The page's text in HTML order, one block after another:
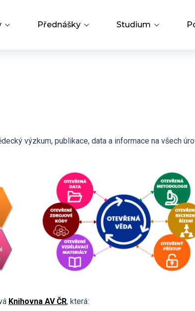
agentura ÚCHP
Přednášky Studium
výzkum, publikace, data a informace na všech
Knihovna AV ČR, která: